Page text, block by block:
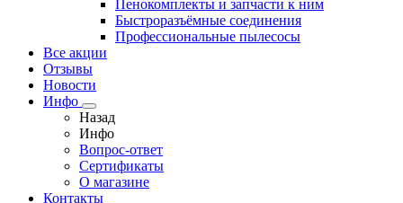
Пенокомплекты и запчасти к ним
Быстроразъёмные соединения
Профессиональные пылесосы
Все акции
Отзывы
Новости
Инфо
Назад
Инфо
Вопрос-ответ
Сертификаты
О магазине
Контакты